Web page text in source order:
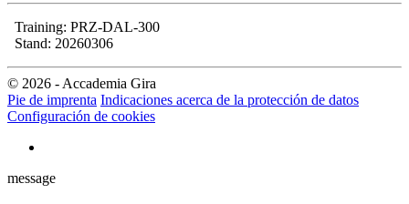
Training: PRZ-DAL-300
Stand: 20260306
© 2026 - Accademia Gira
Pie de imprenta Indicaciones acerca de la protección de datos
Configuración de cookies
message